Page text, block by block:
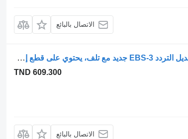
الاتصال بالبائع
معدل نظام الفرامل الإلكترونية DAF 1867002 جهاز تعديل التردد EBS-3 جديد مع تلف، يحتوي على قطع إضافية لـ الشاحنات DAF LF / CF / XF / XG
TND 609.300
الاتصال بالبائع